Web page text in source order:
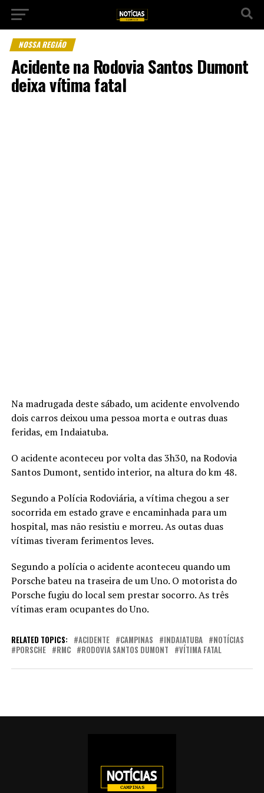
NOSSA REGIÃO
Acidente na Rodovia Santos Dumont
deixa vítima fatal
Na madrugada deste sábado, um acidente envolvendo
dois carros deixou uma pessoa morta e outras duas
feridas, em Indaiatuba.
O acidente aconteceu por volta das 3h30, na Rodovia
Santos Dumont, sentido interior, na altura do km 48.
Segundo a Polícia Rodoviária, a vítima chegou a ser
socorrida em estado grave e encaminhada para um
hospital, mas não resistiu e morreu. As outas duas
vítimas tiveram ferimentos leves.
Segundo a polícia o acidente aconteceu quando um
Porsche bateu na traseira de um Uno. O motorista do
Porsche fugiu do local sem prestar socorro. As três
vítimas eram ocupantes do Uno.
RELATED TOPICS: ACIDENTE CAMPINAS INDAIATUBA
NOTÍCIAS
PORSCHE
RMC RODOVIA SANTOS DUMONT VÍTIMA FATAL